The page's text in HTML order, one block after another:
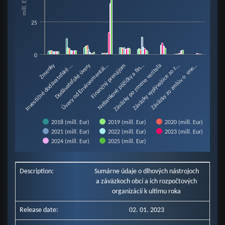
View as data table, Chart
The chart has 1 X axis displaying categories.
The chart has 1 Y axis displaying mill. Eur. Data ranges from 0 to 59.36.
mill. Eur
2018 (mill. Eur) 2019 (mill. Eur)
2020 (mill. Eur)
2021 (mill. Eur)
2022 (mill. Eur)
2023 (mill. Eur)
2024 (mill. Eur)
2025 (mill. Eur)
Zmenky
Investičné dodávateľské …Dodávateľské úvery
Úvery od Environmentál…Finančný prenájom
Nebankové pôžičky a fin…
Záväzky po zmene veriteľa
Záväzky vyplývajúce zo z…
Záväzky zo zmlúv o ene…
0
25
Description:
Sumárne údaje o dlhových nástrojoch
a záväzkoch obcí a ich rozpočtových
organizácií k ultimu roka
Release date: 02. 01. 2023